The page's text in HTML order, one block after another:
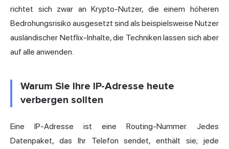
richtet sich zwar an Krypto-Nutzer, die einem höheren
Bedrohungsrisiko ausgesetzt sind als beispielsweise Nutzer
ausländischer Netflix-Inhalte, die Techniken lassen sich aber
auf alle anwenden.
Warum Sie Ihre IP-Adresse heute
verbergen sollten
Eine IP-Adresse ist eine Routing-Nummer. Jedes
Datenpaket, das Ihr Telefon sendet, enthält sie; jede